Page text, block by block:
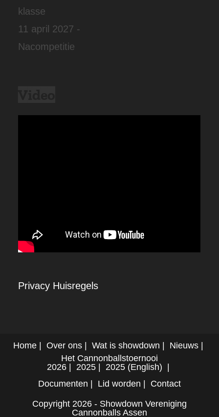
klasse
11 april 2027 -
Nacompetitie
Privacy Huisregels
Home Over ons Wat is showdown
Nieuws
Het Cannonballstoernooi
2026
2025
2025 (English)
Documenten
Lid worden Contact
Copyright 2026 - Showdown Vereniging
Cannonballs Assen